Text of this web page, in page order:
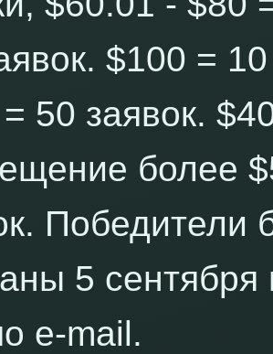
$100 =
50 заявок.
более
Победители
5
e-mail.